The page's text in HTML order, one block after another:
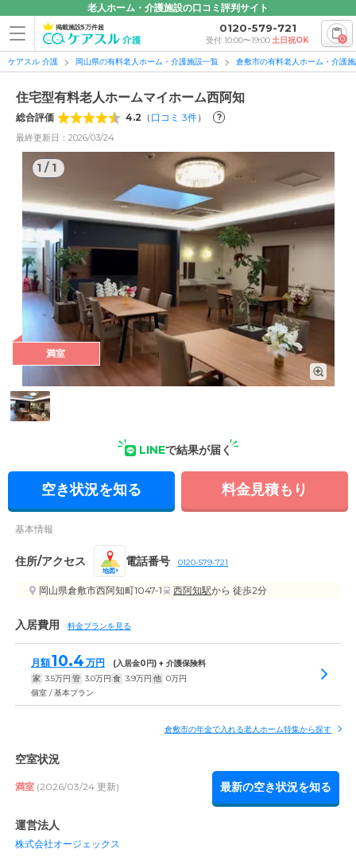
老人ホーム・介護施設の口コミ評判サイト
掲載施設5万件超 0120-579-721
受付 10:00〜19:00土日祝OK 0
ケアスル 介護 岡山県の有料老人ホーム・介護施設一覧 倉敷市の有料老人ホーム・介護
住宅型有料老人ホームマイホーム西阿知
総合評価 4.2 （ 口コミ 3件） ?
最終更新日：2026/03/24
1 / 1
1/
屋内共用部の写真
満室
LINEで結果が届く
空き状況を知る 料金見積もり
基本情報
住所/アクセス
地図
電話番号 0120-579-721
岡山県倉敷市西阿知町1047-1 西阿知駅から 徒歩2分
入居費用 料金プランを見る
月額10.4 万円 (入居金0円) + 介護保険料
家 3.5万円 管 3.0万円 食 3.9万円 他 0万円
個室 / 基本プラン
倉敷市の年金で入れる老人ホーム特集から探す
空室状況
満室 (2026/03/24 更新) 最新の空き状況を知る
運営法人
株式会社オージェックス